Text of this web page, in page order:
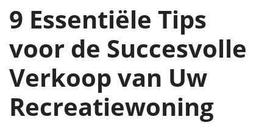
9 Essentiële Tips
voor de Succesvolle
Verkoop van Uw
Recreatiewoning